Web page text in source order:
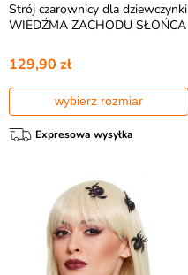
Strój czarownicy dla dziewczynki
WIEDŹMA ZACHODU SŁOŃCA
129,90 zł
wybierz rozmiar
Expresowa wysyłka